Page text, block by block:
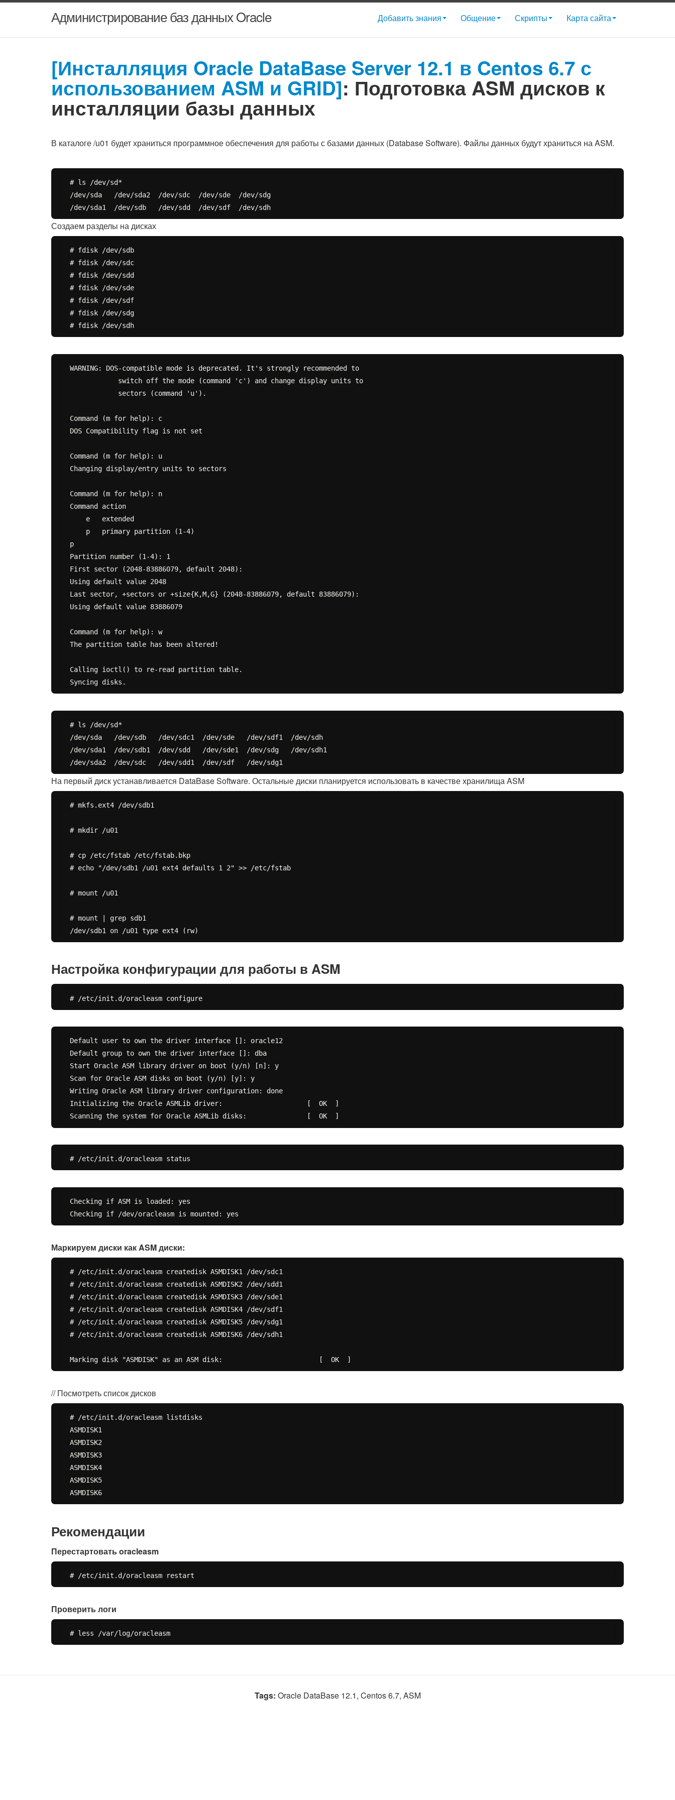
Администрирование баз данных Oracle Добавить знания Общение Скрипты Карта сайта
[Инсталляция Oracle DataBase Server 12.1 в Centos 6.7 с
использованием ASM и GRID]: Подготовка ASM дисков к
инсталляции базы данных
В каталоге /u01 будет храниться программное обеспечения для работы с базами данных (Database Software). Файлы данных будут храниться на ASM.
# ls /dev/sd*
/dev/sda   /dev/sda2  /dev/sdc  /dev/sde  /dev/sdg
/dev/sda1  /dev/sdb   /dev/sdd  /dev/sdf  /dev/sdh
Создаем разделы на дисках
# fdisk /dev/sdb
# fdisk /dev/sdc
# fdisk /dev/sdd
# fdisk /dev/sde
# fdisk /dev/sdf
# fdisk /dev/sdg
# fdisk /dev/sdh
WARNING: DOS-compatible mode is deprecated. It's strongly recommended to
Command (m for help): c
DOS Compatibility flag is not set
Command (m for help): u
Changing display/entry units to sectors
Command (m for help): n
Command action
p
Partition number (1-4): 1
First sector (2048-83886079, default 2048):
Using default value 2048
Last sector, +sectors or +size{K,M,G} (2048-83886079, default 83886079):
Using default value 83886079
Command (m for help): w
The partition table has been altered!
Calling ioctl() to re-read partition table.
# ls /dev/sd*
/dev/sda   /dev/sdb   /dev/sdc1  /dev/sde   /dev/sdf1  /dev/sdh
/dev/sda1  /dev/sdb1  /dev/sdd   /dev/sde1  /dev/sdg   /dev/sdh1
На первый диск устанавливается DataBase Software. Остальные диски планируется использовать в качестве хранилища ASM
# mkfs.ext4 /dev/sdb1
# mkdir /u01
# cp /etc/fstab /etc/fstab.bkp
# echo "/dev/sdb1 /u01 ext4 defaults 1 2" >> /etc/fstab
# mount /u01
# mount | grep sdb1
Настройка конфигурации для работы в ASM
# /etc/init.d/oracleasm configure
Default user to own the driver interface []: oracle12
Default group to own the driver interface []: dba
Start Oracle ASM library driver on boot (y/n) [n]: y
Scan for Oracle ASM disks on boot (y/n) [y]: y
Writing Oracle ASM library driver configuration: done
Initializing the Oracle ASMLib driver:                     [  OK  ]
Checking if ASM is loaded: yes
Маркируем диски как ASM диски:
# /etc/init.d/oracleasm createdisk ASMDISK1 /dev/sdc1
# /etc/init.d/oracleasm createdisk ASMDISK2 /dev/sdd1
# /etc/init.d/oracleasm createdisk ASMDISK3 /dev/sde1
# /etc/init.d/oracleasm createdisk ASMDISK4 /dev/sdf1
# /etc/init.d/oracleasm createdisk ASMDISK5 /dev/sdg1
# /etc/init.d/oracleasm createdisk ASMDISK6 /dev/sdh1
// Посмотреть список дисков
# /etc/init.d/oracleasm listdisks
ASMDISK1
ASMDISK2
ASMDISK3
ASMDISK4
ASMDISK5
ASMDISK6
Рекомендации
Перестартовать oracleasm
Проверить логи
# less /var/log/oracleasm
Tags: Oracle DataBase 12.1, Centos 6.7, ASM